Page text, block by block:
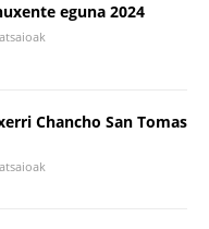
eguna 2024
Chancho San Tomas